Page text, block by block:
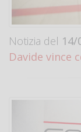
Notizia del 14/
Davide vince